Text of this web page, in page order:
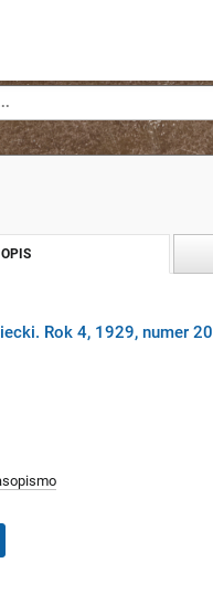
OPIS
Rok 4, 1929, numer 20